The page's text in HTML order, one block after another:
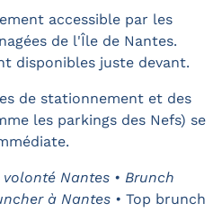
accessible par les
de l'Île de Nantes.
disponibles juste devant.
de stationnement et des
les parkings des Nefs) se
Nantes • Brunch
à Nantes • Top brunch